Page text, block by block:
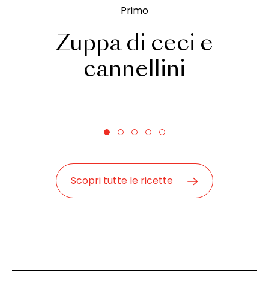
Primo
Zuppa di ceci e
cannellini
Scopri tutte le ricette